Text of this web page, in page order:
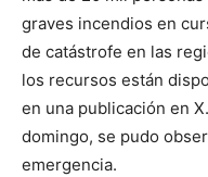
graves incendios en
de catástrofe en las
los recursos están
en una publicación en
domingo, se pudo
emergencia.